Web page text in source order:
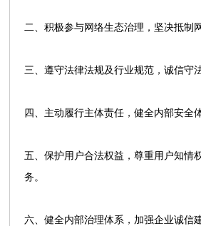
二、积极参与网络生态治理，坚决抵制
三、遵守法律法规及行业规范，诚信守
四、主动履行主体责任，健全内部安全
五、保护用户合法权益，尊重用户知情
务。
六、健全内部治理体系，加强企业诚信